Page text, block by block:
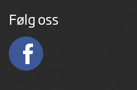
Følg oss